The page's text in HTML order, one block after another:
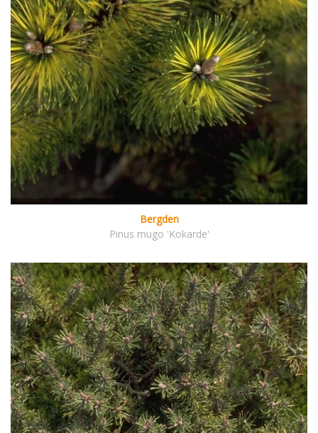
Bergden
Pinus mugo 'Kokarde'